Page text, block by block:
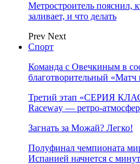
Метростроитель пояснил,
заливает, и что делать
Prev Next
Спорт
Команда с Овечкиным в
благотворительный «Матч
Третий этап «СЕРИЯ
Raceway —
Загнать за Можай? Легко!
Полуфинал чемпионата
Испанией начнется с